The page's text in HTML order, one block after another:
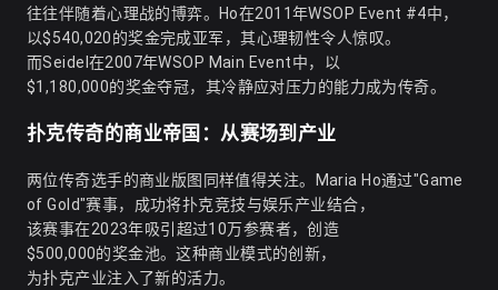
往往伴随着心理战的博弈。Ho在2011年WSOP Event #4中，
以$540,020的奖金完成亚军，其心理韧性令人惊叹。
而Seidel在2007年WSOP Main Event中，以
$1,180,000的奖金夺冠，其冷静应对压力的能力成为传奇。
扑克传奇的商业帝国：从赛场到产业
两位传奇选手的商业版图同样值得关注。Maria Ho通过"Game
of Gold"赛事，成功将扑克竞技与娱乐产业结合，
该赛事在2023年吸引超过10万参赛者，创造
$500,000的奖金池。这种商业模式的创新，
为扑克产业注入了新的活力。